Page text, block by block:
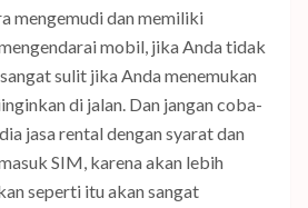
mengemudi dan memiliki
mobil, jika Anda tidak
sulit jika Anda menemukan
di jalan. Dan jangan coba-
jasa rental dengan syarat dan
SIM, karena akan lebih
seperti itu akan sangat